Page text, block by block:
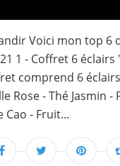
Voici mon top 6
1 - Coffret 6
comprend 6
Rose - Thé Jasmin -
Cao - Fruit...